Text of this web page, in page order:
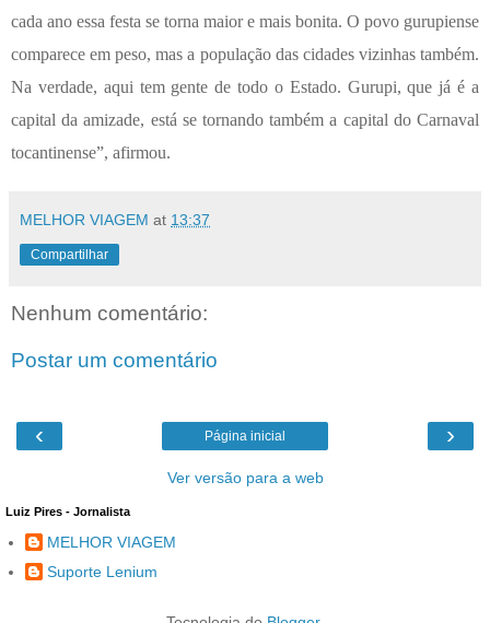
cada ano essa festa se torna maior e mais bonita. O povo gurupiense
comparece em peso, mas a população das cidades vizinhas também.
Na verdade, aqui tem gente de todo o Estado. Gurupi, que já é a
capital da amizade, está se tornando também a capital do Carnaval
tocantinense”, afirmou.
MELHOR VIAGEM at 13:37
Compartilhar
Nenhum comentário:
Postar um comentário
‹ ›
Página inicial
Ver versão para a web
Luiz Pires - Jornalista
MELHOR VIAGEM
Suporte Lenium